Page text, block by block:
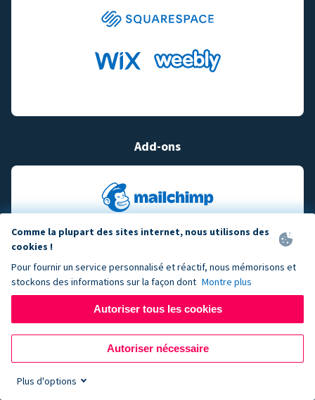
Add-ons
Comme la plupart des sites internet, nous utilisons des
cookies !
Pour fournir un service personnalisé et réactif, nous mémorisons et
stockons des informations sur la façon dont Montre plus
Autoriser tous les cookies
Autoriser nécessaire
Plus d'options